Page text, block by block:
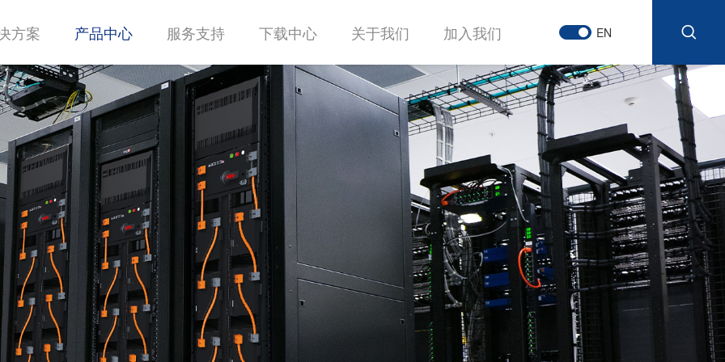
方案 产品中心 服务支持 下载中心 关于我们 加入我们 EN